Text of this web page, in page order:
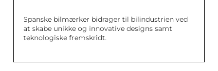
Spanske bilmærker bidrager til bilindustrien ved
at skabe unikke og innovative designs samt
teknologiske fremskridt.